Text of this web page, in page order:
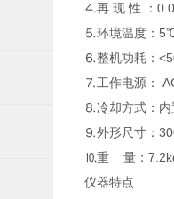
⒋再 现 性 ：
⒌环境温度：
⒍整机功耗：
⒎工作电源：
⒏冷却方式：内
⒐外形尺寸：
⒑重 量：
仪器特点